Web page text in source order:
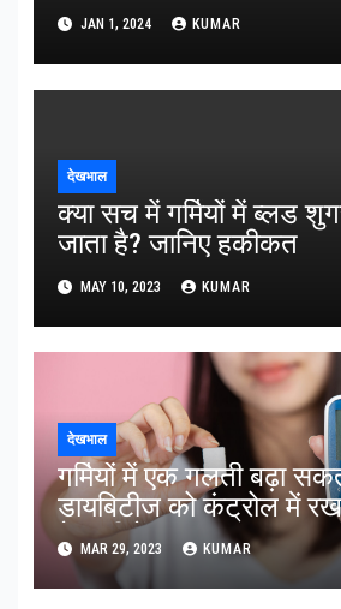
JAN 1, 2024 KUMAR
देखभाल
क्या सच में गर्मियों में ब्लड
जाता है? जानिए हकीकत
MAY 10, 2023 KUMAR
देखभाल
गर्मियों में एक गलती बढ़ा
डायबिटीज को कंट्रोल में
ये 5 चीजें
MAR 29, 2023 KUMAR